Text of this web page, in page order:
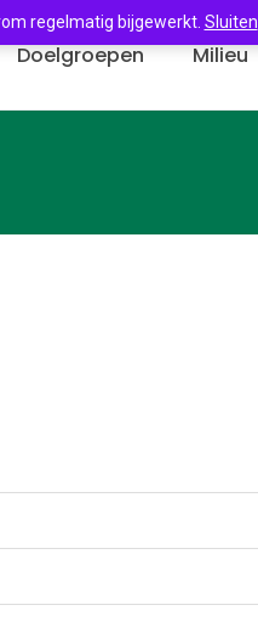
Doelgroepen Milieu
regelmatig bijgewerkt. Sluiten